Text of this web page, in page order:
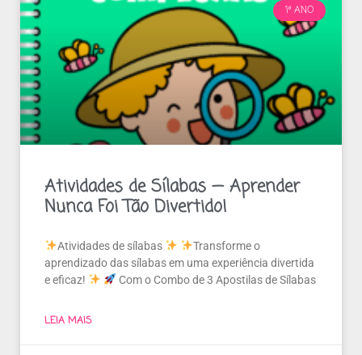
1º ANO
Atividades de Sílabas — Aprender
Nunca Foi Tão Divertido!
Atividades de sílabas
Transforme o
aprendizado das sílabas em uma experiência divertida
e eficaz!
Com o Combo de 3 Apostilas de Sílabas
LEIA MAIS